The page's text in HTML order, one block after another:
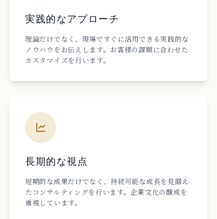
実践的なアプローチ
理論だけでなく、現場ですぐに活用できる実践的な
ノウハウをお伝えします。お客様の課題に合わせた
カスタマイズを行います。
長期的な視点
短期的な成果だけでなく、持続可能な成長を見据え
たコンサルティングを行います。企業文化の醸成を
重視しています。